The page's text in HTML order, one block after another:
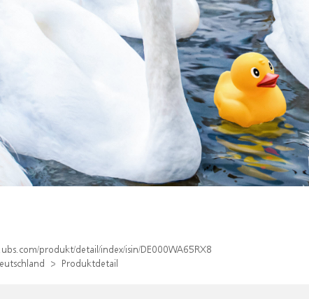
produkt/detail/index/isin/DE000WA65RX8
Produktdetail